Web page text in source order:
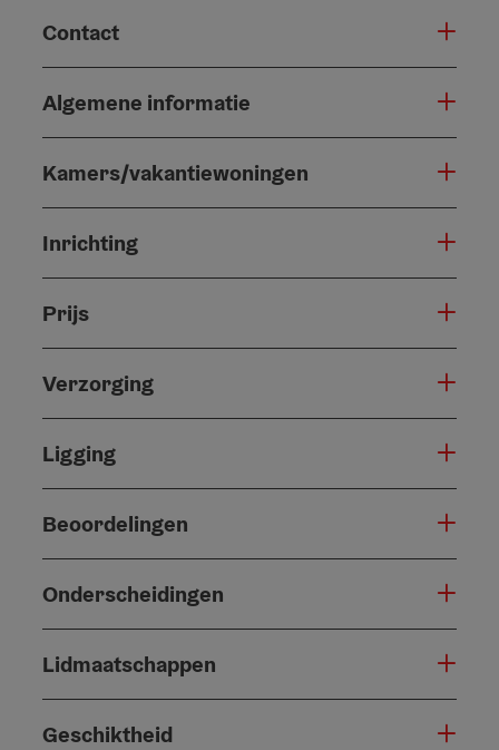
Contact
Algemene informatie
Kamers/vakantiewoningen
Inrichting
Prijs
Verzorging
Ligging
Beoordelingen
Onderscheidingen
Lidmaatschappen
Geschiktheid